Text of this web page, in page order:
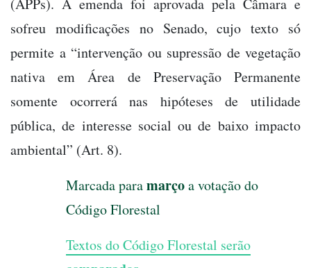
(APPs). A emenda foi aprovada pela Câmara e
sofreu modificações no Senado, cujo texto só
permite a “intervenção ou supressão de vegetação
nativa em Área de Preservação Permanente
somente ocorrerá nas hipóteses de utilidade
pública, de interesse social ou de baixo impacto
ambiental” (Art. 8).
Marcada paramarçoa votação do
Código Florestal
Textos do Código Florestal serão